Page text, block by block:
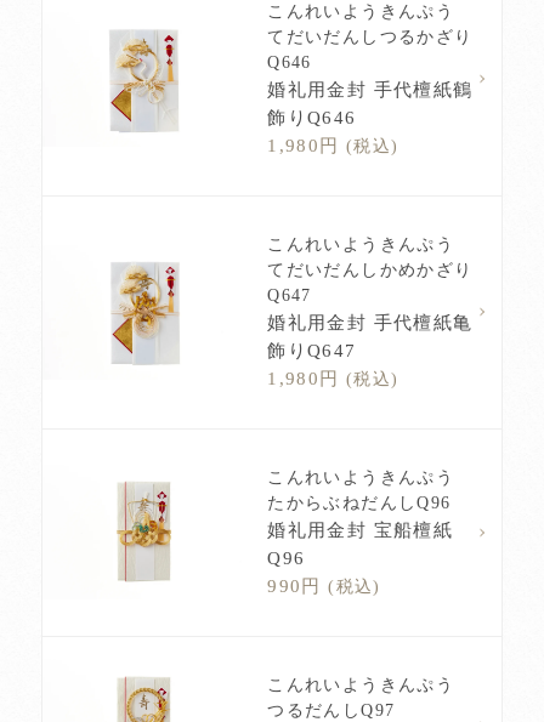
こんれいようきんぷう
てだいだんしつるかざり
Q646
婚礼用金封 手代檀紙鶴
飾りQ646
1,980円(税込)
こんれいようきんぷう
てだいだんしかめかざり
Q647
婚礼用金封 手代檀紙亀
飾りQ647
1,980円(税込)
こんれいようきんぷう
たからぶねだんしQ96
婚礼用金封 宝船檀紙
Q96
990円(税込)
こんれいようきんぷう
つるだんしQ97